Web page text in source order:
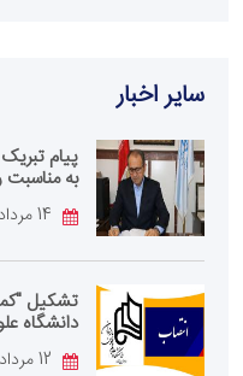
سایر اخبار
پیام
به مناسبت
تشکیل
دانشگاه